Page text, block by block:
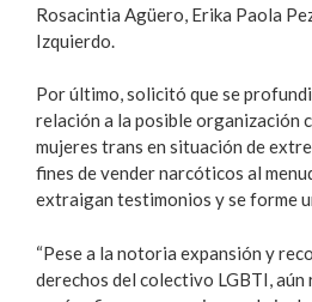
Rosacintia Agüero, Erika Paola
Izquierdo.
Por último, solicitó que se
relación a la posible organización
mujeres trans en situación de
fines de vender narcóticos al
extraigan testimonios y se forme
“Pese a la notoria expansión y
derechos del colectivo LGBTI,